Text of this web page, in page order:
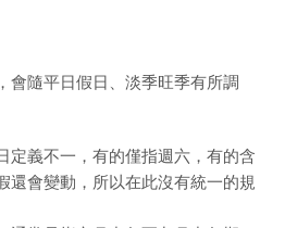
會隨平日假日、淡季旺季有所調
定義不一，有的僅指週六，有的含
還會變動，所以在此沒有統一的規